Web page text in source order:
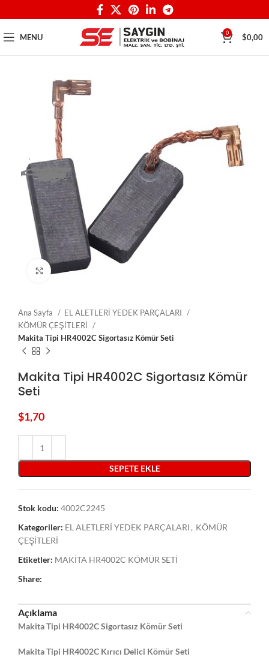
MENU 0 $0,00
Click to enlarge
Ana Sayfa
EL ALETLERİ YEDEK PARÇALARI
KÖMÜR ÇEŞİTLERİ
Makita Tipi HR4002C Sigortasız Kömür Seti
Makita Tipi HR4002C Sigortasız Kömür
Seti
$1,70
SEPETE EKLE
Stok kodu: 4002C2245
Kategoriler: EL ALETLERİ YEDEK PARÇALARI , KÖMÜR
ÇEŞİTLERİ
Etiketler: MAKİTA HR4002C KÖMÜR SETİ
Share:
Açıklama
Makita Tipi HR4002C Sigortasız Kömür Seti
Makita Tipi HR4002C Kırıcı Delici Kömür Seti